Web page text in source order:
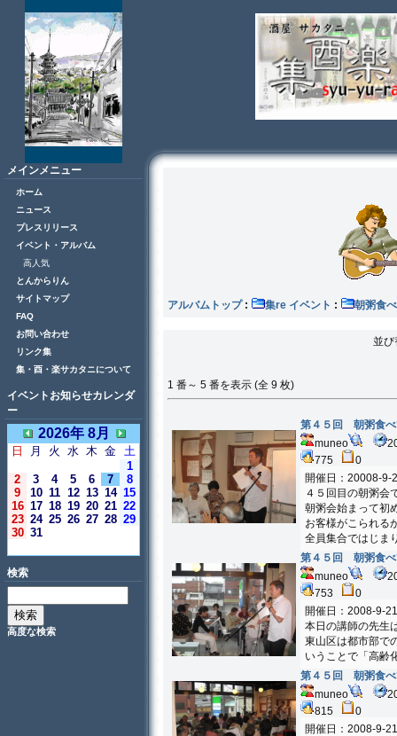
メインメニュー
ホーム
ニュース
プレスリリース
イベント・アルバム
高人気
とんからりん
サイトマップ
FAQ
お問い合わせ
リンク集
集・酉・楽サカタニについて
イベントお知らせカレンダ
ー
2026年 8月
日 月 火 水 木 金 土
1
2
3 4 5 6 7
8
9
10 11 12 13 14 15
16 17 18 19 20 21 22
23 24 25 26 27 28 29
30 31
検索
高度な検索
アルバムトップ: 集re イベント : 朝粥食
並
1 番～ 5 番を表示 (全 9 枚)
第４５回 朝粥食べ
muneo
775
0
開催日：20008-9-
４５回目の朝粥会
朝粥会始まって初
お客様がこられる
全員集合ではじま
第４５回 朝粥食べ
muneo
753
0
開催日：2008-9-21
本日の講師の先生
東山区は都市部で
いうことで「高齢
第４５回 朝粥食べ
muneo
815
0
開催日：2008-9-21